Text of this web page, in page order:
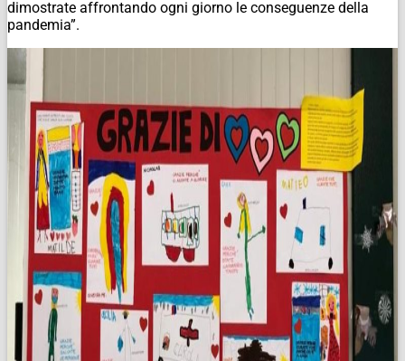
dimostrate affrontando ogni giorno le conseguenze della
pandemia”.